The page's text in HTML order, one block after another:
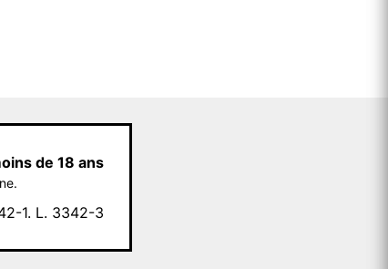
de 18 ans
1. L. 3342-3